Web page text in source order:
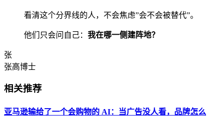
看清这个分界线的人，不会焦虑”会不会被替代”。
他们只会问自己： 我在哪一侧建阵地？
张
张高博士
相关推荐
亚马逊输给了一个会购物的 AI：当广告没人看，品牌怎么